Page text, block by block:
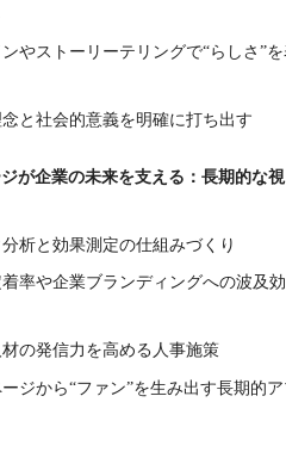
やストーリーテリングで“らしさ”
と社会的意義を明確に打ち出す
が企業の未来を支える：長期的な視
析と効果測定の仕組みづくり
率や企業ブランディングへの波及効
の発信力を高める人事施策
ジから“ファン”を生み出す長期的